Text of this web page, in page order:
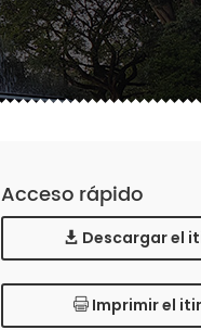
Acceso rápido
Descargar el
Imprimir el